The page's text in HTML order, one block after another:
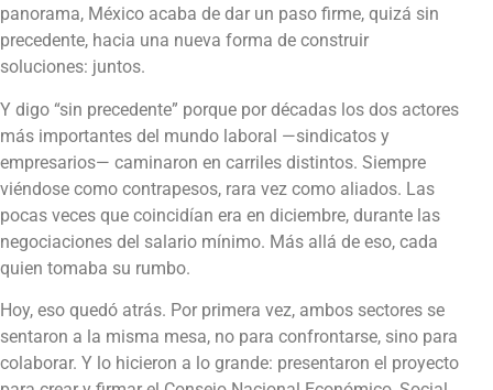
panorama, México acaba de dar un paso firme, quizá sin
precedente, hacia una nueva forma de construir
soluciones: juntos.
Y digo “sin precedente” porque por décadas los dos actores
más importantes del mundo laboral —sindicatos y
empresarios— caminaron en carriles distintos. Siempre
viéndose como contrapesos, rara vez como aliados. Las
pocas veces que coincidían era en diciembre, durante las
negociaciones del salario mínimo. Más allá de eso, cada
quien tomaba su rumbo.
Hoy, eso quedó atrás. Por primera vez, ambos sectores se
sentaron a la misma mesa, no para confrontarse, sino para
colaborar. Y lo hicieron a lo grande: presentaron el proyecto